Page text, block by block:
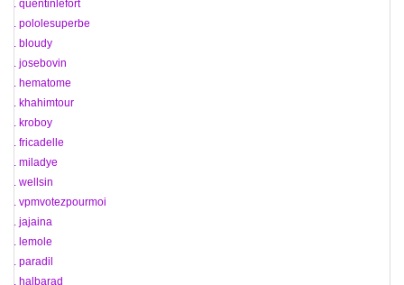
29. quentinlefort
30. pololesuperbe
31. bloudy
32. josebovin
33. hematome
34. khahimtour
35. kroboy
36. fricadelle
37. miladye
38. wellsin
39. vpmvotezpourmoi
40. jajaina
41. lemole
42. paradil
43. halbarad